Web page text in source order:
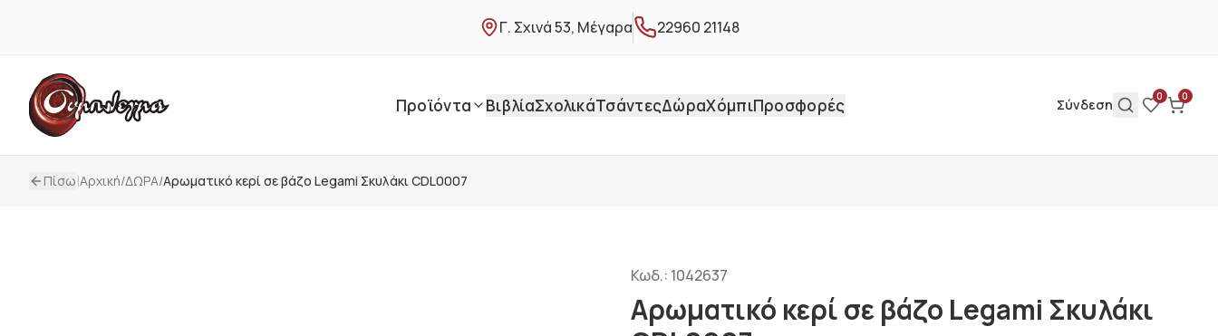
Γ. Σχινά 53, Μέγαρα 22960 21148
Προϊόντα ΒιβλίαΣχολικάΤσάντεςΔώραΧόμπιΠροσφορές Σύνδεση
0 0
Πίσω|Αρχική/ΔΩΡΑ/Αρωματικό κερί σε βάζο Legami Σκυλάκι CDL0007
Κωδ.: 1042637
Αρωματικό κερί σε βάζο Legami Σκυλάκι